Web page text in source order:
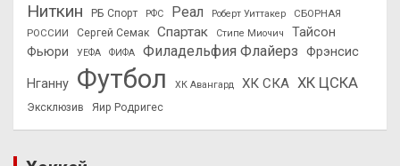
Ниткин
РБ Спорт РФС Реал Роберт Уиттакер
СБОРНАЯ
РОССИИ
Сергей Семак Спартак Стипе Миочич
Тайсон
Фьюри
УЕФА ФИФА Филадельфия Флайерз Фрэнсис
Нганну Футбол ХК Авангард ХК СКА ХК ЦСКА
Эксклюзив Яир Родригес